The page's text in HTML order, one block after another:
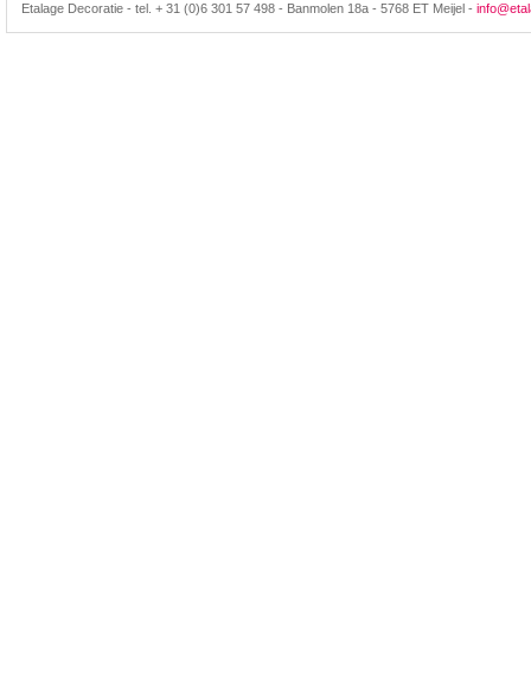
Etalage Decoratie - tel. + 31 (0)6 301 57 498 - Banmolen 18a - 5768 ET Meijel -